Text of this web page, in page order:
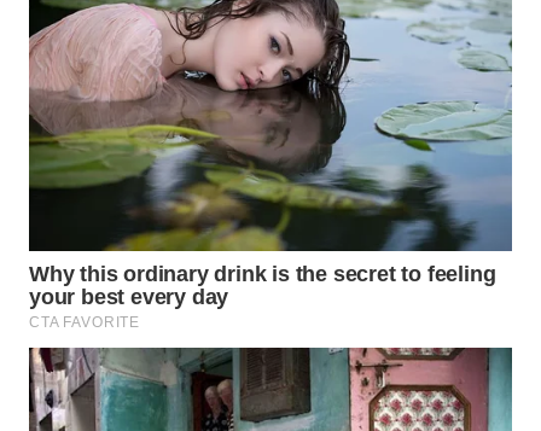
WAHANA
LISTRIK
WAHANA
TRAVEL
WAHANANEWS
ID
WAHANANEWS
CO ID